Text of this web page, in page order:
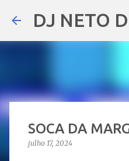
DJ NETO
SOCA DA
julho 17, 2024